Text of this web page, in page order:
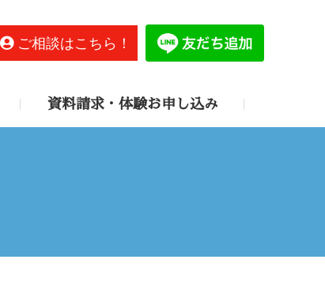
ご相談はこちら！
資料請求・体験お申し込み